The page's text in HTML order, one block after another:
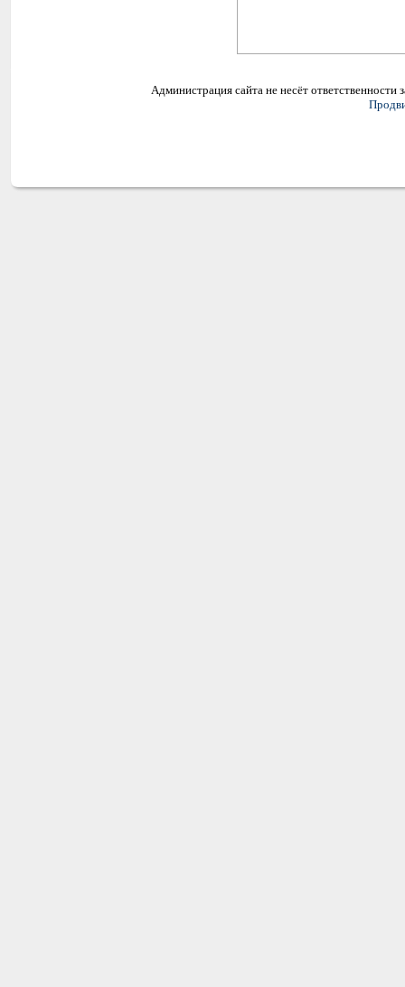
Администрация сайта не несёт